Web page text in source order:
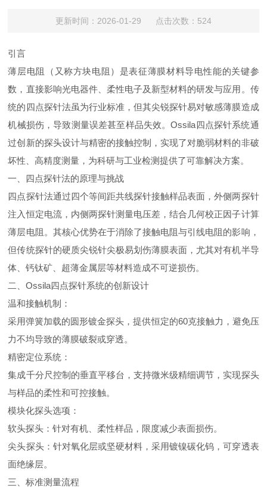
更新时间：2026-01-29 点击次数：524
引言
薄层电阻（又称方块电阻）是表征薄膜材料导电性能的关键参
数，直接影响光电器件、柔性电子及新型材料的研发与应用。传
统的四点探针法虽为行业标准，但其尖锐探针易对敏感薄膜造成
机械损伤，导致测量误差甚至样品失效。Ossila四点探针系统通
过创新的探头设计与精密的接触控制，实现了对脆弱材料的非破
坏性、高精度测量，为科研与工业检测提供了可靠解决方案。
一、四点探针法的原理与挑战
四点探针法通过四个等间距共线探针接触样品表面，外侧两探针
注入恒定电流，内侧两探针测量电压差，结合几何校正因子计算
薄层电阻。其核心优势在于消除了接触电阻与引线电阻的影响，
但传统探针的硬质尖锐针尖极易划伤薄膜表面，尤其对有机半导
体、钙钛矿、超薄金属层等材料造成不可逆损伤。
二、Ossila四点探针系统的创新设计
温和接触机制：
采用弹簧加载的圆形镀金探头，提供恒定的60克接触力，避免压
力不均导致的薄膜破裂或穿透。
精密定位系统：
集成千分尺控制的垂直平移台，支持微米级精细调节，实现探头
与样品的柔性和可控接触。
模块化探头选项：
软头探头：针对有机、柔性样品，限度减少表面损伤。
尖头探头：针对氧化层或坚硬材料，采用镀镍碳化钨，可穿透表
面绝缘层。
三、标准测量流程